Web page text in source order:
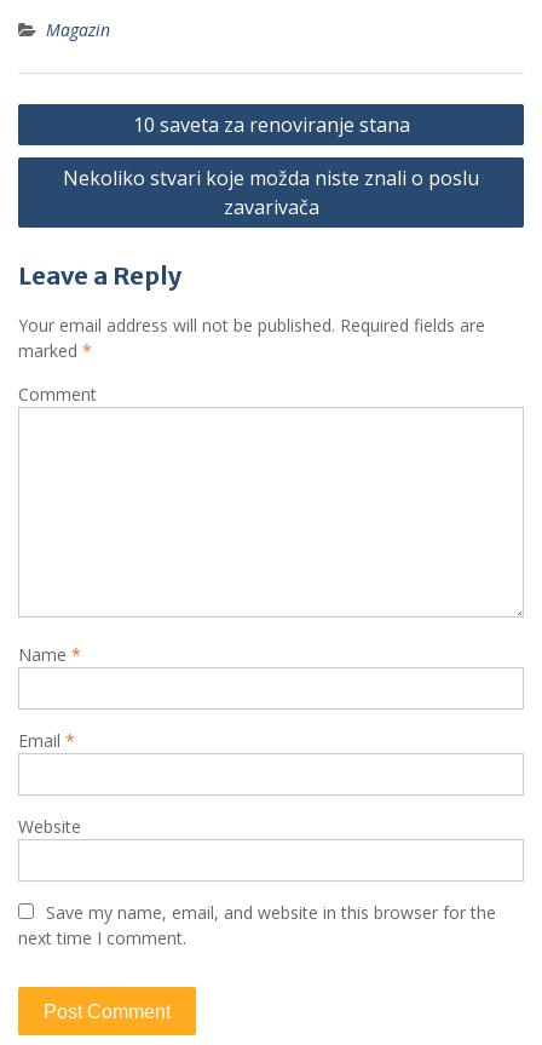
Magazin
P
o
t
a
v
i
g
10 saveta za renoviranje stana
Nekoliko stvari koje možda niste znali o poslu
zavarivača
Leave a Reply
Your email address will not be published. Required fields are
marked *
Comment
Name *
Email *
Website
Save my name, email, and website in this browser for the
next time I comment.